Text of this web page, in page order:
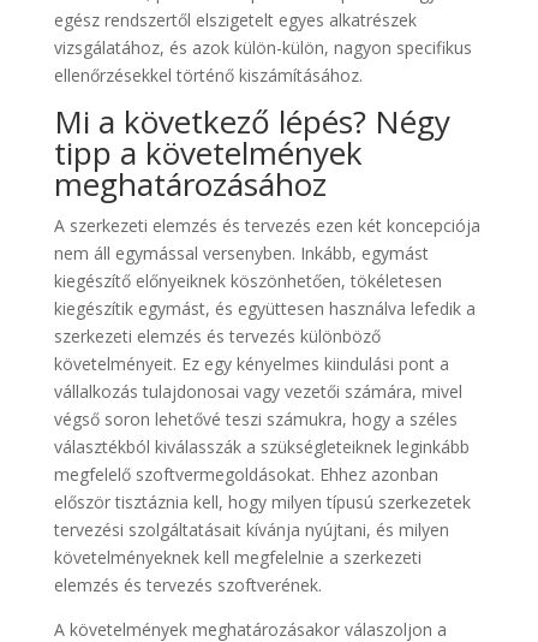
egész rendszertől elszigetelt egyes alkatrészek
vizsgálatához, és azok külön-külön, nagyon specifikus
ellenőrzésekkel történő kiszámításához.
Mi a következő lépés? Négy
tipp a követelmények
meghatározásához
A szerkezeti elemzés és tervezés ezen két koncepciója
nem áll egymással versenyben. Inkább, egymást
kiegészítő előnyeiknek köszönhetően, tökéletesen
kiegészítik egymást, és együttesen használva lefedik a
szerkezeti elemzés és tervezés különböző
követelményeit. Ez egy kényelmes kiindulási pont a
vállalkozás tulajdonosai vagy vezetői számára, mivel
végső soron lehetővé teszi számukra, hogy a széles
választékból kiválasszák a szükségleteiknek leginkább
megfelelő szoftvermegoldásokat. Ehhez azonban
először tisztáznia kell, hogy milyen típusú szerkezetek
tervezési szolgáltatásait kívánja nyújtani, és milyen
követelményeknek kell megfelelnie a szerkezeti
elemzés és tervezés szoftverének.
A követelmények meghatározásakor válaszoljon a